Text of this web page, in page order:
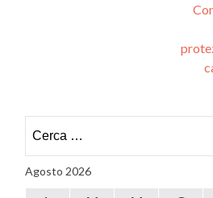
per:
Agosto 2026